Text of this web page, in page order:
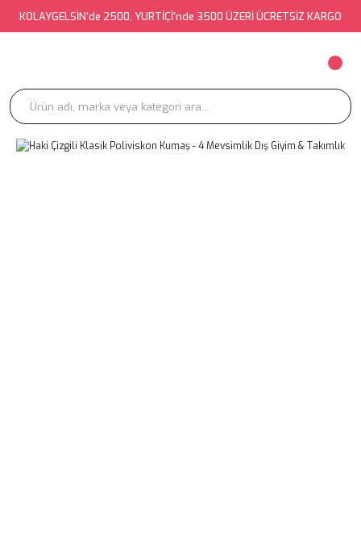
KOLAYGELSİN'de 2500, YURTİÇİ'nde 3500 ÜZERİ ÜCRETSİZ KARGO